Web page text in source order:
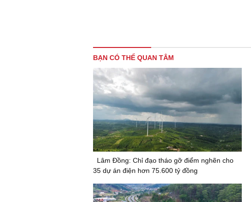
BẠN CÓ THỂ QUAN TÂM
Lâm Đồng: Chỉ đạo tháo gỡ điểm nghẽn cho
35 dự án điện hơn 75.600 tỷ đồng